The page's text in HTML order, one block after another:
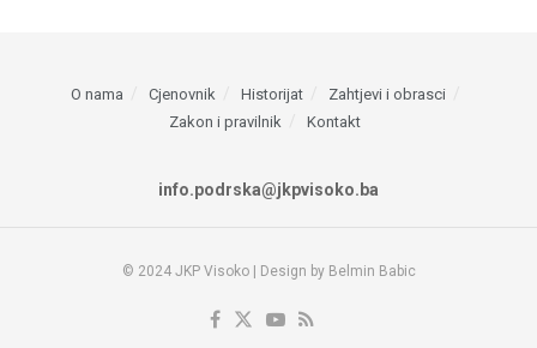
O nama Cjenovnik Historijat
Zahtjevi i obrasci
Zakon i pravilnik
Kontakt
info.podrska@jkpvisoko.ba
© 2024 JKP Visoko | Design by Belmin Babic